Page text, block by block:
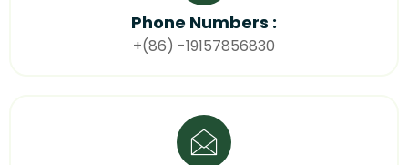
Phone Numbers :
+(86) -19157856830